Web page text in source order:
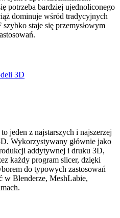
potrzeba bardziej ujednoliconego
dominuje wśród tradycyjnych
staje się przemysłowym
3D
jeden z najstarszych i najszerzej
Wykorzystywany głównie jako
addytywnej i druku 3D,
każdy program slicer, dzięki
do typowych zastosowań
w Blenderze, MeshLabie,